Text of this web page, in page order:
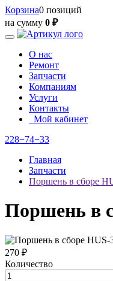
Корзина0 позиций
на сумму 0 ₽
О нас
Ремонт
Запчасти
Компаниям
Услуги
Контакты
Мой кабинет
228−74−33
Главная
Запчасти
Поршень в сборе
Поршень в
270 ₽
Количество